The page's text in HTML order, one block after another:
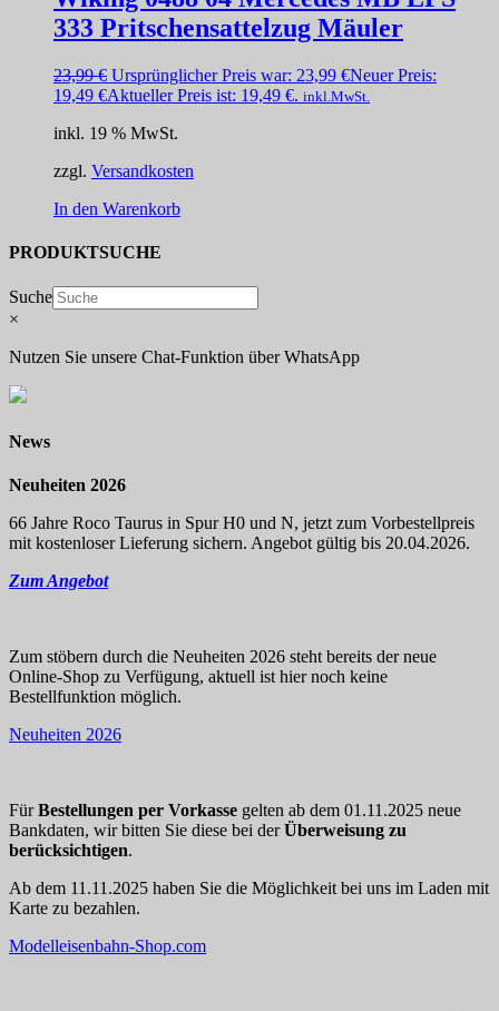
333 Pritschensattelzug Mäuler
23,99€ Ursprünglicher Preis war: 23,99 €Neuer Preis:
19,49 €Aktueller Preis ist: 19,49 €. inkl.MwSt.
inkl. 19 % MwSt.
zzgl. Versandkosten
In den Warenkorb
PRODUKTSUCHE
Suche
×
Nutzen Sie unsere Chat-Funktion über WhatsApp
News
Neuheiten 2026
66 Jahre Roco Taurus in Spur H0 und N, jetzt zum Vorbestellpreis
mit kostenloser Lieferung sichern. Angebot gültig bis 20.04.2026.
Zum Angebot
Zum stöbern durch die Neuheiten 2026 steht bereits der neue
Online-Shop zu Verfügung, aktuell ist hier noch keine
Bestellfunktion möglich.
Neuheiten 2026
FürBestellungen per Vorkasse gelten ab dem 01.11.2025 neue
Bankdaten, wir bitten Sie diese bei derÜberweisung zu
berücksichtigen.
Ab dem 11.11.2025 haben Sie die Möglichkeit bei uns im Laden mit
Karte zu bezahlen.
Modelleisenbahn-Shop.com